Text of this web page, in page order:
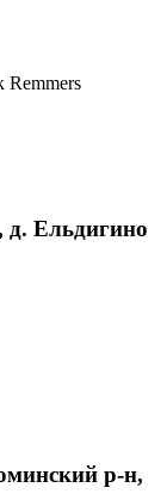
Remmers
Ельдигино
р-н,